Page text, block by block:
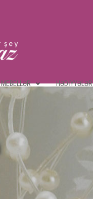
MEBELLƏR HƏDIYYƏLƏR